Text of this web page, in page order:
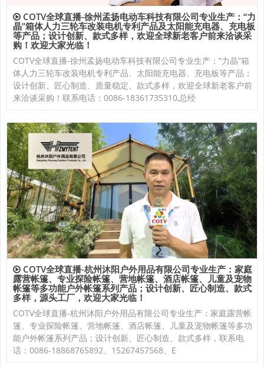
COTV全球直播-徐州孟扬电动车科技有限公司专业生产：“力
晶”箱体人力三轮车改装电机专利产品及太阳能充电器、充电板
等产品；设计创新、款式多样，欢迎全球新老客户前来洽谈采
购！欢迎大家光临！
COTV全球直播-徐州孟扬电动车科技有限公司专业生产：“力晶”箱
体人力三轮车改装电机专利产品、太阳能充电器、充电板等产品；
设计创新、匠心制造、质量稳定、款式多样，欢迎全球新老客户前
来洽谈采购！联系电话：0086-18361735310,总经
COTV全球直播-杭州沐阳户外用品有限公司专业生产：家庭
露营帐篷、专业探险帐篷、营地帐篷、酒店帐篷、儿童及宠物
帐篷等多功能户外帐篷系列产品；设计创新、匠心制造、款式
多样，源头工厂，欢迎大家光临！
COTV全球直播-杭州沐阳户外用品有限公司专业生产：家庭露营帐
篷、专业探险帐篷、营地帐篷、酒店帐篷、儿童及宠物帐篷等多功
能户外帐篷系列产品；设计创新、匠心制造、款式多样，联系电
话：0086-18868765892、15267457568、E